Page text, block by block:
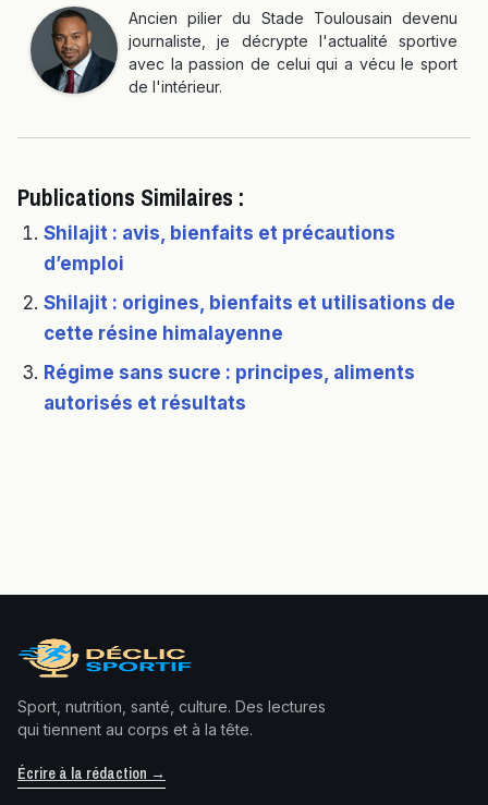
Ancien pilier du Stade Toulousain devenu
journaliste, je décrypte l'actualité sportive
avec la passion de celui qui a vécu le sport
de l'intérieur.
Publications Similaires :
Shilajit : avis, bienfaits et précautions
d’emploi
Shilajit : origines, bienfaits et utilisations de
cette résine himalayenne
Régime sans sucre : principes, aliments
autorisés et résultats
Sport, nutrition, santé, culture. Des lectures
qui tiennent au corps et à la tête.
Écrire à la rédaction →